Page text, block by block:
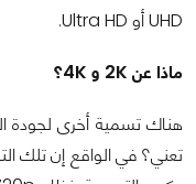
UHD أو Ultra HD.
ماذا عن 2K و 4K؟
تعني؟ في الواقع إن تلك